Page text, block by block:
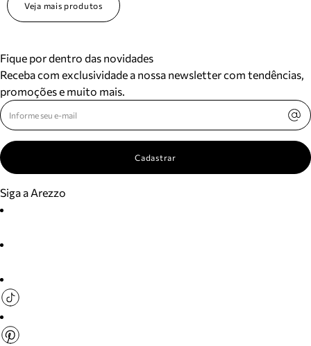
Veja mais produtos
Fique por dentro das novidades
Receba com exclusividade a nossa newsletter com tendências,
promoções e muito mais.
Cadastrar
Siga a Arezzo